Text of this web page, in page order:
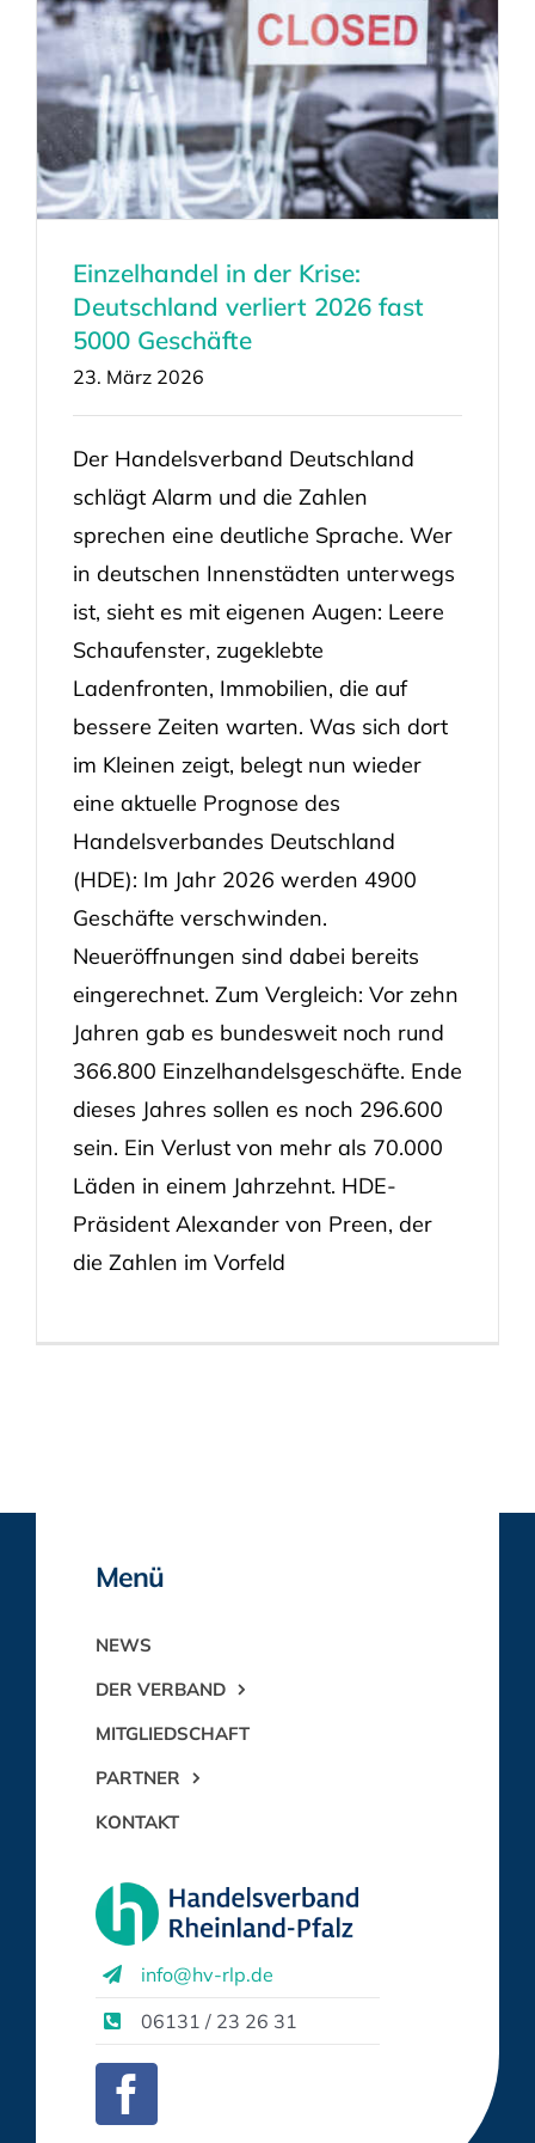
Einzelhandel in der Krise:
Deutschland verliert 2026 fast
5000 Geschäfte
23. März 2026
Der Handelsverband Deutschland
schlägt Alarm und die Zahlen
sprechen eine deutliche Sprache. Wer
in deutschen Innenstädten unterwegs
ist, sieht es mit eigenen Augen: Leere
Schaufenster, zugeklebte
Ladenfronten, Immobilien, die auf
bessere Zeiten warten. Was sich dort
im Kleinen zeigt, belegt nun wieder
eine aktuelle Prognose des
Handelsverbandes Deutschland
(HDE): Im Jahr 2026 werden 4900
Geschäfte verschwinden.
Neueröffnungen sind dabei bereits
eingerechnet. Zum Vergleich: Vor zehn
Jahren gab es bundesweit noch rund
366.800 Einzelhandelsgeschäfte. Ende
dieses Jahres sollen es noch 296.600
sein. Ein Verlust von mehr als 70.000
Läden in einem Jahrzehnt. HDE-
Präsident Alexander von Preen, der
die Zahlen im Vorfeld
Menü
NEWS
DER VERBAND
MITGLIEDSCHAFT
PARTNER
KONTAKT
info@hv-rlp.de
06131 / 23 26 31